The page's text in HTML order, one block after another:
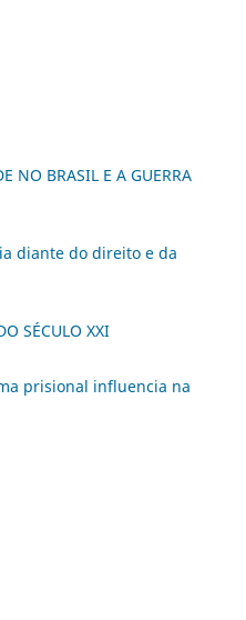
NO BRASIL E A GUERRA
diante do direito e da
SÉCULO XXI
prisional influencia na